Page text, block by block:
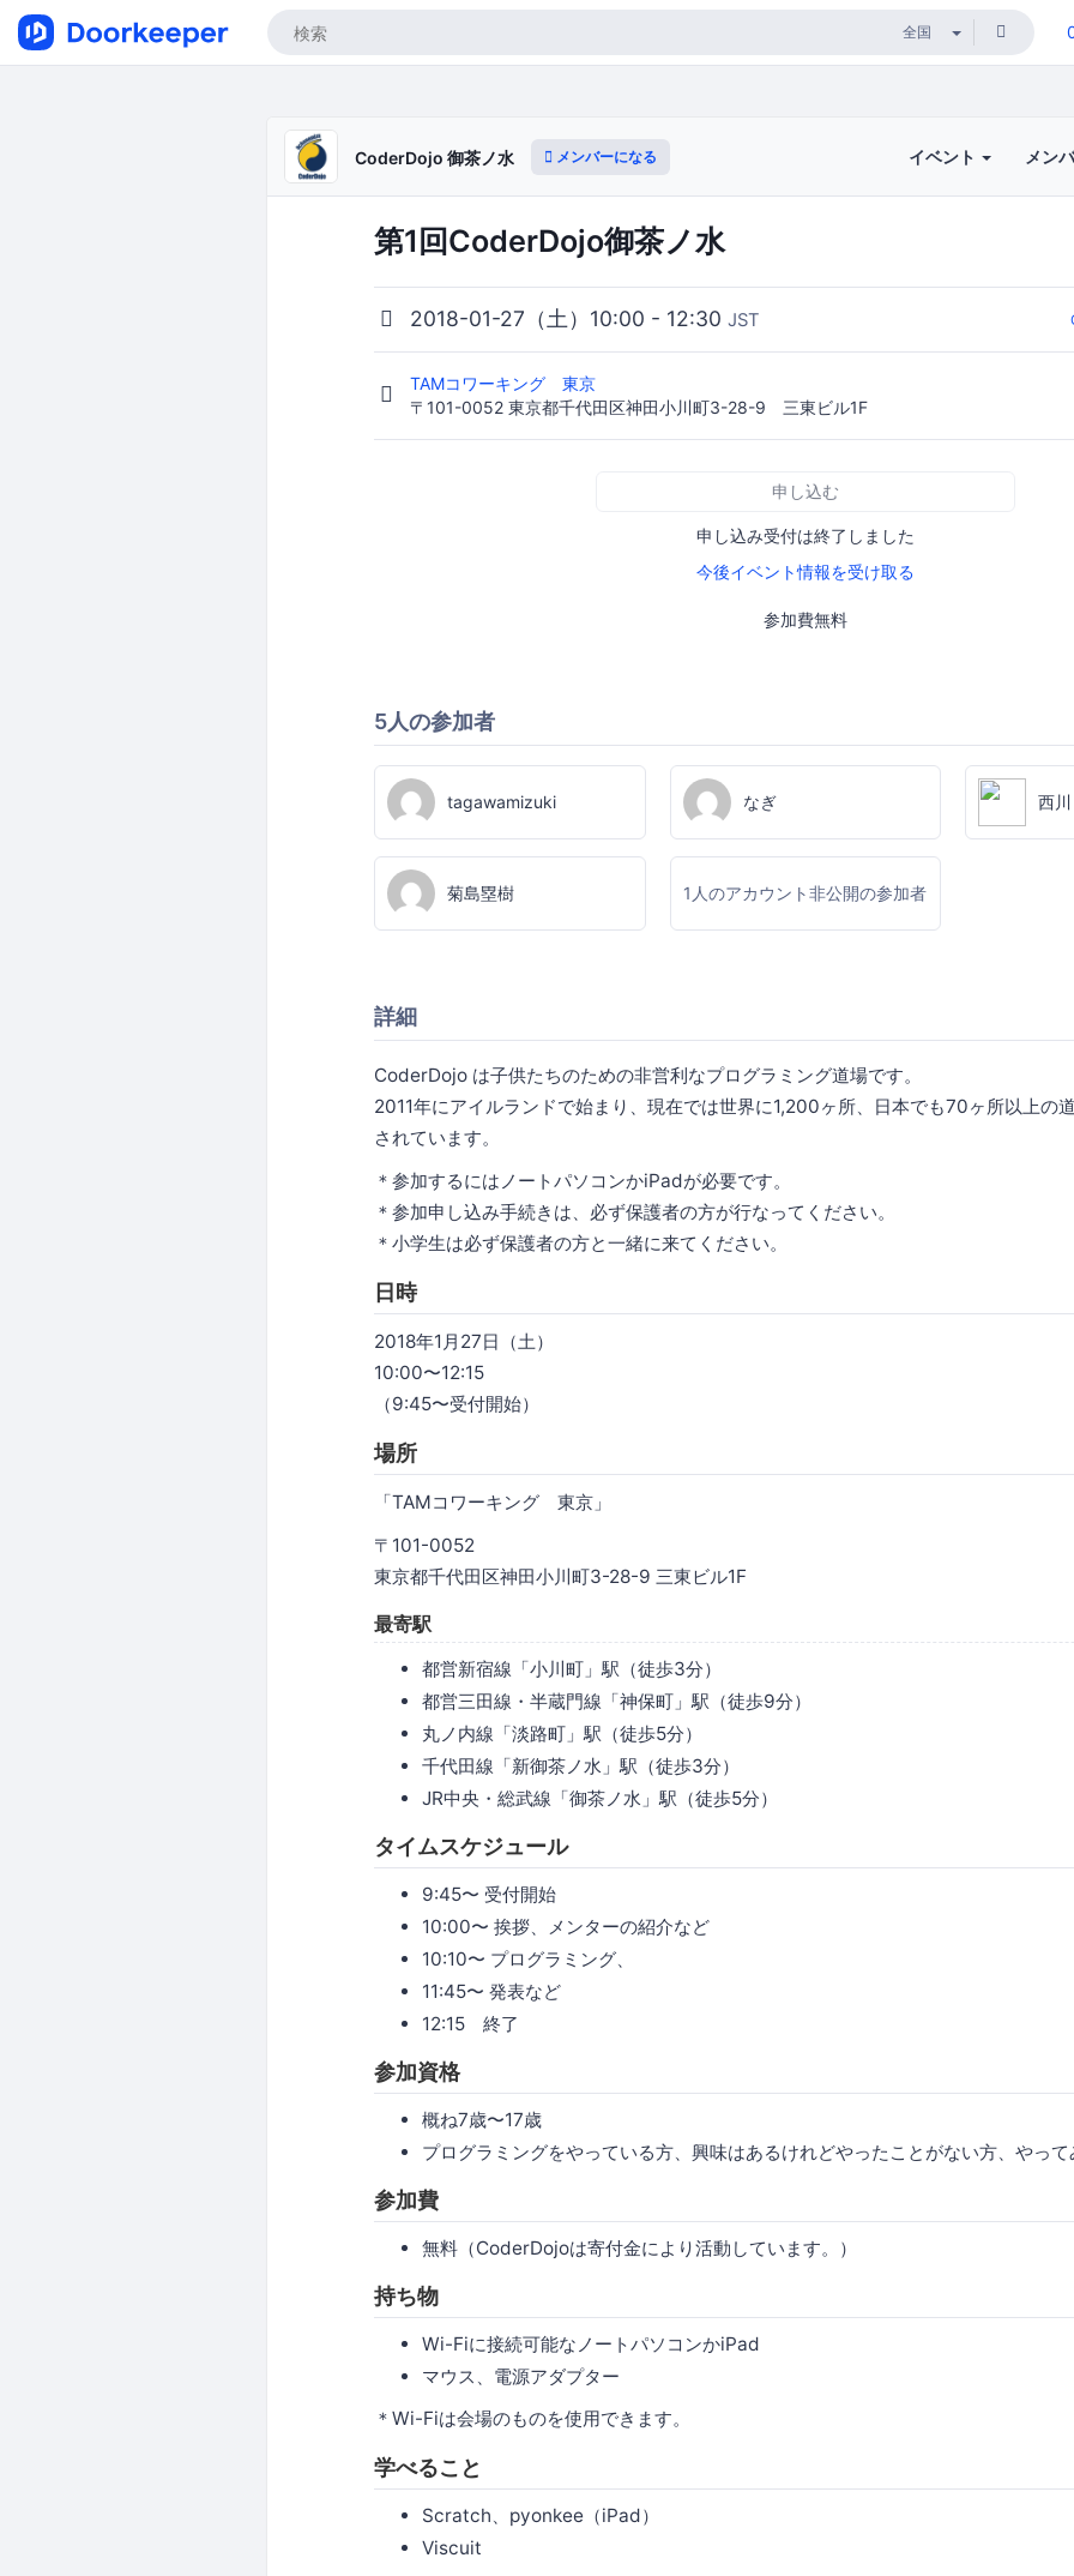
CoderDojo 御茶ノ水 メンバーになる イベント メン
第1回CoderDojo御茶ノ水
2018-01-27（土）10:00 - 12:30 JST
TAMコワーキング 東京
〒101-0052 東京都千代田区神田小川町3-28-9 三東ビル1F
申し込む
申し込み受付は終了しました
今後イベント情報を受け取る
参加費無料
5人の参加者
tagawamizuki なぎ 西
菊島塁樹 1人のアカウント非公開の参加者
詳細
CoderDojo は子供たちのための非営利なプログラミング道場です。
2011年にアイルランドで始まり、現在では世界に1,200ヶ所、日本でも70ヶ所以上の
されています。
＊参加するにはノートパソコンかiPadが必要です。
＊参加申し込み手続きは、必ず保護者の方が行なってください。
＊小学生は必ず保護者の方と一緒に来てください。
日時
2018年1月27日（土）
10:00〜12:15
（9:45〜受付開始）
場所
「TAMコワーキング 東京」
〒101-0052
東京都千代田区神田小川町3-28-9 三東ビル1F
最寄駅
都営新宿線「小川町」駅（徒歩3分）
都営三田線・半蔵門線「神保町」駅（徒歩9分）
丸ノ内線「淡路町」駅（徒歩5分）
千代田線「新御茶ノ水」駅（徒歩3分）
JR中央・総武線「御茶ノ水」駅（徒歩5分）
タイムスケジュール
9:45〜 受付開始
10:00〜 挨拶、メンターの紹介など
10:10〜 プログラミング、
11:45〜 発表など
12:15 終了
参加資格
概ね7歳〜17歳
プログラミングをやっている方、興味はあるけれどやったことがない方、やっ
参加費
無料（CoderDojoは寄付金により活動しています。）
持ち物
Wi-Fiに接続可能なノートパソコンかiPad
マウス、電源アダプター
＊Wi-Fiは会場のものを使用できます。
学べること
Scratch、pyonkee（iPad）
Viscuit